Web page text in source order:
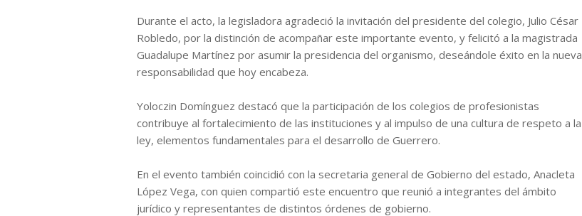
Durante el acto, la legisladora agradeció la invitación del presidente del colegio, Julio César
Robledo, por la distinción de acompañar este importante evento, y felicitó a la magistrada
Guadalupe Martínez por asumir la presidencia del organismo, deseándole éxito en la nueva
responsabilidad que hoy encabeza.
Yoloczin Domínguez destacó que la participación de los colegios de profesionistas
contribuye al fortalecimiento de las instituciones y al impulso de una cultura de respeto a la
ley, elementos fundamentales para el desarrollo de Guerrero.
En el evento también coincidió con la secretaria general de Gobierno del estado, Anacleta
López Vega, con quien compartió este encuentro que reunió a integrantes del ámbito
jurídico y representantes de distintos órdenes de gobierno.